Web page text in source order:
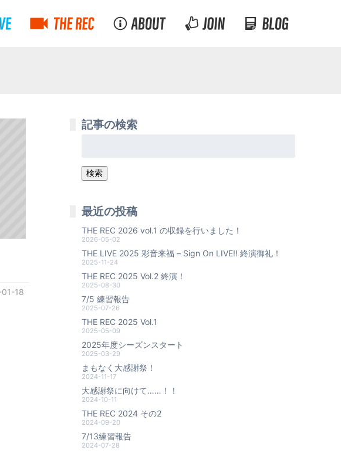
18
記事の検索
検索
最近の投稿
THE REC 2026 vol.1 の収録を行いました！
2026-05-02
THE LIVE 2025 彩音来福 – Sign On LIVE!! 終演御礼！
2025-11-24
THE REC 2025 Vol.2 終演！
2025-08-30
7/5 練習報告
2025-07-26
THE REC 2025 Vol.1
2025-05-09
2025年度シーズンスタート
2025-03-29
まもなく大感謝祭！
2024-11-17
大感謝祭に向けて……！！
2024-10-11
THE REC 2024 その2
2024-09-20
7/13練習報告
2024-07-28